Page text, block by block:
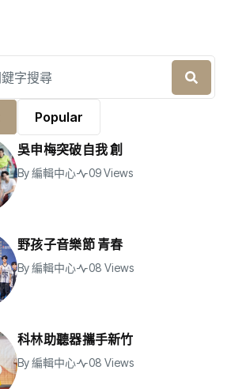
Popular
吳申梅突破自我 創
By編輯中心 09 Views
野孩子音樂節 青春
By編輯中心 08 Views
科林助聽器攜手新竹
By編輯中心 08 Views